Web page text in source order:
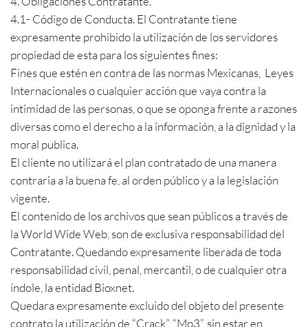
4.1- Código de Conducta. El Contratante tiene
expresamente prohibido la utilización de los servidores
propiedad de esta para los siguientes fines:
Fines que estén en contra de las normas Mexicanas, Leyes
Internacionales o cualquier acción que vaya contra la
intimidad de las personas, o que se oponga frente a razones
diversas como el derecho a la información, a la dignidad y la
moral publica.
El cliente no utilizará el plan contratado de una manera
contraria a la buena fe, al orden público y a la legislación
vigente.
El contenido de los archivos que sean públicos a través de
la World Wide Web, son de exclusiva responsabilidad del
Contratante. Quedando expresamente liberada de toda
responsabilidad civil, penal, mercantil, o de cualquier otra
índole, la entidad Bioxnet.
Quedara expresamente excluido del objeto del presente
contrato la utilización de “Crack”, “Mp3”, sin estar en